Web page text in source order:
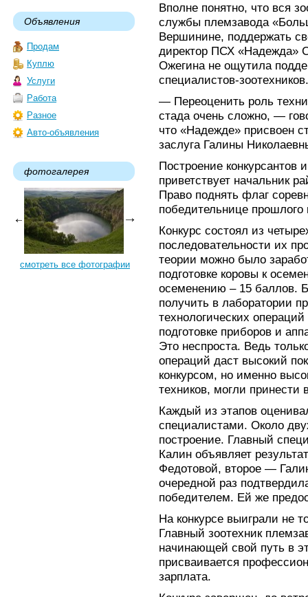
Объявления
Продам
Куплю
Услуги
Работа
Разное
Авто-объявления
фотогалерея
смотреть все фотографии
Вполне понятно, что вся
службы племзавода
Вершинине, поддержать
директор ПСХ «Надежда»
Ожегина не ощутила
специалистов-зоотехников.
— Переоценить роль
стада очень сложно, —
что «Надежде» присвоен
заслуга Галины
Построение конкурсантов
приветствует начальник
Право поднять флаг
победительнице прошлого
Конкурс состоял из
последовательности их
теории можно было
подготовке коровы к
осеменению – 15 баллов.
получить в лаборатории
технологических
подготовке приборов и
Это неспроста. Ведь
операций даст высокий
конкурсом, но именно
техников, могли принести
Каждый из этапов
специалистами. Около
построение. Главный
Калин объявляет
Федотовой, второе —
очередной раз
победителем. Ей же
На конкурсе выиграли не
Главный зоотехник
начинающей свой путь в
присваивается
зарплата.